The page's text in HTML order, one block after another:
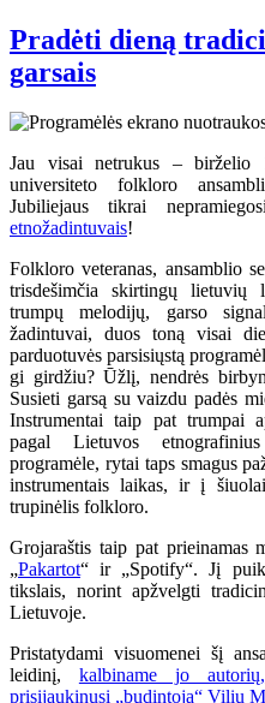
Pradėti dieną
garsais
Jau visai netrukus –
universiteto folkloro
Jubiliejaus tikrai
etnožadintuvais!
Folkloro veteranas, ansamblio
trisdešimčia skirtingų lietuvių
trumpų melodijų, garso
žadintuvai, duos toną visai
parduotuvės parsisiųstą
gi girdžiu? Ūžlį, nendrės
Susieti garsą su vaizdu padės
Instrumentai taip pat trumpai
pagal Lietuvos
programėle, rytai taps smagus
instrumentais laikas, ir į
trupinėlis folkloro.
Grojaraštis taip pat prieinamas
„Pakartot“ ir „Spotify“. Jį
tikslais, norint apžvelgti
Lietuvoje.
Pristatydami visuomenei šį
leidinį, kalbiname jo
prisijaukinusį „budintoją“ Vilių